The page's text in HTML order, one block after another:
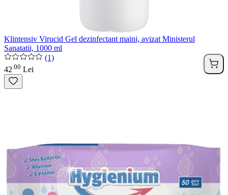
Klintensiv Virucid Gel dezinfectant maini, avizat Ministerul
Sanatatii, 1000 ml
(1)
42 00 Lei